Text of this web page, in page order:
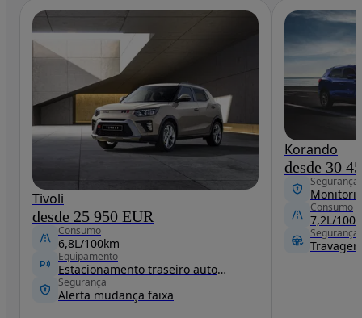
Tivoli
desde 25 950 EUR
Consumo
6,8L/100km
Equipamento
Estacionamento traseiro automático
Segurança
Alerta mudança faixa
Korando
desde 30
Segurança
Consumo
7,2L/
Segurança